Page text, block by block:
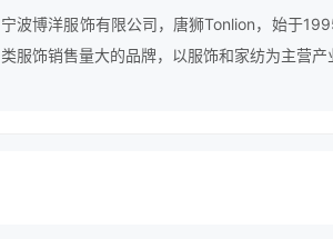
宁波博洋服饰有限公司，唐狮Tonlion，始于
类服饰销售量大的品牌，以服饰和家纺为主营产